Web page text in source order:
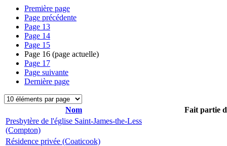
Première page
Page précédente
Page 13
Page 14
Page 15
Page 16 (page actuelle)
Page 17
Page suivante
Dernière page
Nom
Fait partie
Presbytère de l'église Saint-James-the-Less
(Compton)
Résidence privée (Coaticook)